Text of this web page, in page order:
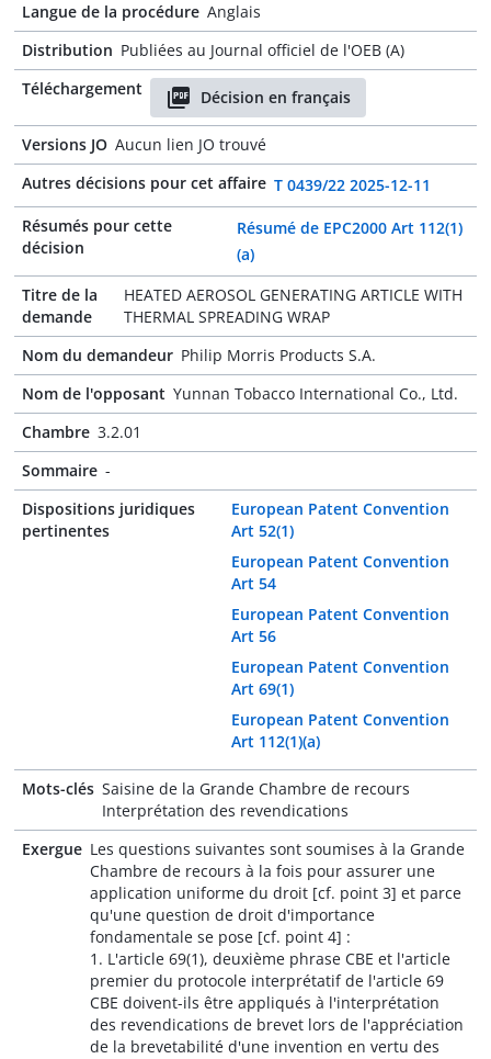
Langue de la procédure Anglais
Distribution Publiées au Journal officiel de l'OEB (A)
Téléchargement
Décision en français
Versions JO Aucun lien JO trouvé
Autres décisions pour cet affaire T 0439/22 2025-12-11
Résumés pour cette
décision
Résumé de EPC2000 Art 112(1)
(a)
Titre de la
demande
HEATED AEROSOL GENERATING ARTICLE WITH
THERMAL SPREADING WRAP
Nom du demandeur Philip Morris Products S.A.
Nom de l'opposant Yunnan Tobacco International Co., Ltd.
Chambre 3.2.01
Sommaire -
Dispositions juridiques
pertinentes
European Patent Convention
Art 52(1)
European Patent Convention
Art 54
European Patent Convention
Art 56
European Patent Convention
Art 69(1)
European Patent Convention
Art 112(1)(a)
Mots-clés Saisine de la Grande Chambre de recours
Interprétation des revendications
Exergue Les questions suivantes sont soumises à la Grande
Chambre de recours à la fois pour assurer une
application uniforme du droit [cf. point 3] et parce
qu'une question de droit d'importance
fondamentale se pose [cf. point 4] :
1. L'article 69(1), deuxième phrase CBE et l'article
premier du protocole interprétatif de l'article 69
CBE doivent-ils être appliqués à l'interprétation
des revendications de brevet lors de l'appréciation
de la brevetabilité d'une invention en vertu des